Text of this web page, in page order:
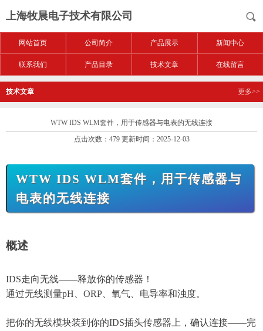
上海牧晨电子技术有限公司
网站首页 公司简介 产品展示 新闻中心
联系我们 产品目录 技术文章 在线留言
技术文章 更多>>
WTW IDS WLM套件，用于传感器与电表的无线连接
点击次数：479 更新时间：2025-12-03
WTW IDS WLM套件，用于传感器与
电表的无线连接
概述
IDS走向无线——释放你的传感器！
通过无线测量pH、ORP、氧气、电导率和浊度。
把你的无线模块装到你的IDS插头传感器上，确认连接——完